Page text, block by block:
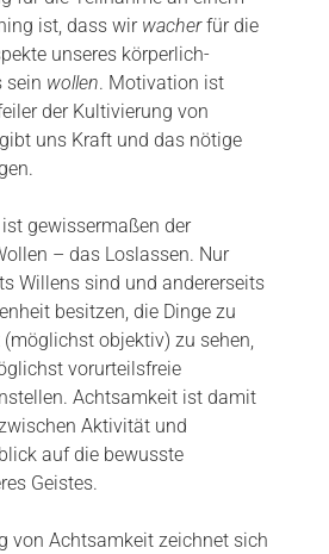
ist, dass wir wacherfür die
unseres körperlich-
sein wollen. Motivation ist
der Kultivierung von
uns Kraft und das nötige
gewissermaßen der
– das Loslassen. Nur
Willens sind und andererseits
besitzen, die Dinge zu
objektiv) zu sehen,
vorurteilsfreie
Achtsamkeit ist damit
Aktivität und
auf die bewusste
Geistes.
von Achtsamkeit zeichnet sich